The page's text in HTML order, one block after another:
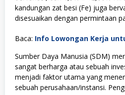
kandungan zat besi (Fe) juga
disesuaikan dengan permintaan
Baca: Info Lowongan Kerja
Sumber Daya Manusia (SDM)
sangat berharga atau sebuah
menjadi faktor utama yang
sebuah perusahaan/instansi.